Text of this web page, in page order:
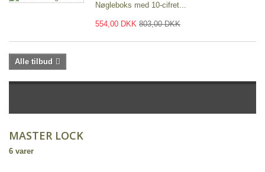
Nøgleboks med 10-cifret...
554,00 DKK 803,00 DKK
Alle tilbud
MASTER LOCK
6 varer